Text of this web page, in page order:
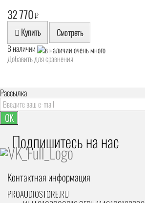
32 770₽
Купить Смотреть
В наличии
Добавить для сравнения
Рассылка
OK
Подпишитесь на наc
Контактная информация
PROAUDIOSTORE.RU